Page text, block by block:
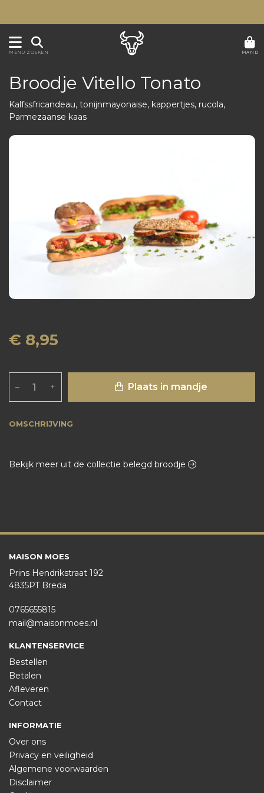
MENU ZOEKEN MAND
OMSCHRIJVING
Broodje Vitello Tonato
Kalfssfricandeau, tonijnmayonaise, kappertjes, rucola,
Parmezaanse kaas
€ 8,95
– + Plaats in mandje
Bekijk meer uit de collectie belegd broodje
MAISON MOES
Prins Hendrikstraat 192
4835PT Breda
0765655815
mail@maisonmoes.nl
KLANTENSERVICE
Bestellen
Betalen
Afleveren
Contact
INFORMATIE
Over ons
Privacy en veiligheid
Algemene voorwaarden
Disclaimer